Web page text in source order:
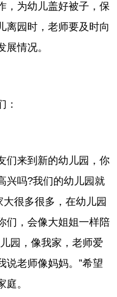
，为幼儿盖好被子，保
离园时，老师要及时向
情况。
：
们来到新的幼儿园，你
兴吗?我们的幼儿园就
很多很多，在幼儿园
们，会像大姐姐一样陪
园，像我家，老师爱
说老师像妈妈。”希望
。